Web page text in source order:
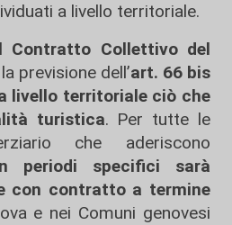
a livello territoriale.
Contratto Collettivo del
previsione dell’art. 66 bis
livello territoriale ciò che
turistica. Per tutte le
che aderiscono
periodi specifici
sarà
con contratto a termine
e nei Comuni genovesi